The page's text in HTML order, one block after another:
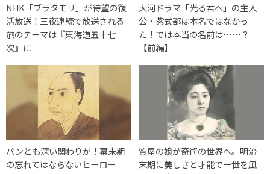
NHK「ブラタモリ」が待望の復
活放送！三夜連続で放送される
旅のテーマは『東海道五十七
次』に
大河ドラマ「光る君へ」の主人
公・紫式部は本名ではなかっ
た！では本当の名前は……？
【前編】
パンとも深い関わりが！幕末期
の忘れてはならないヒーロー
質屋の娘が奇術の世界へ。明治
末期に美しさと才能で一世を風